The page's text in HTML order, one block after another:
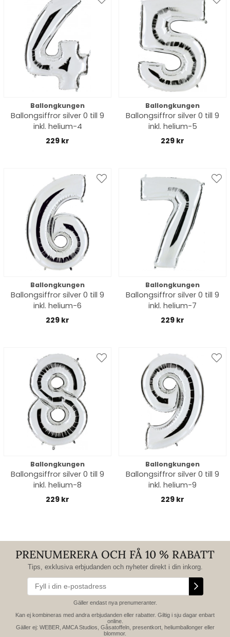
Ballongkungen
Ballongsiffror silver 0 till 9
inkl. helium-4
229 kr
Ballongkungen
Ballongsiffror silver 0 till 9
inkl. helium-5
229 kr
Ballongkungen
Ballongsiffror silver 0 till 9
inkl. helium-6
229 kr
Ballongkungen
Ballongsiffror silver 0 till 9
inkl. helium-7
229 kr
Ballongkungen
Ballongsiffror silver 0 till 9
inkl. helium-8
229 kr
Ballongkungen
Ballongsiffror silver 0 till 9
inkl. helium-9
229 kr
PRENUMERERA OCH FÅ 10 % RABATT
Tips, exklusiva erbjudanden och nyheter direkt i din inkorg.
Gäller endast nya prenumeranter.
Kan ej kombineras med andra erbjudanden eller rabatter. Giltig i sju dagar enbart
online.
Gäller ej: WEBER, AMCA Studios, Gåsatoffeln, presentkort, heliumballonger eller
blommor.